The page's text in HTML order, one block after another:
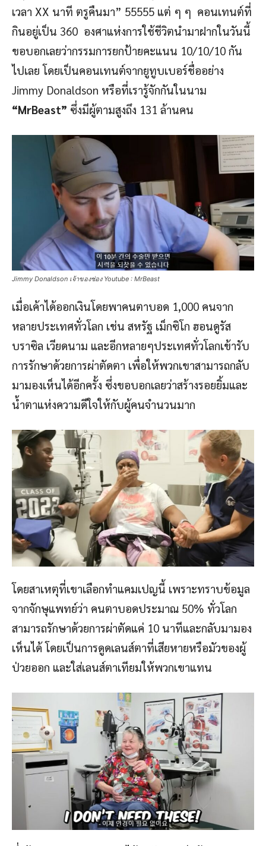
เวลา XX นาที ตรูคืนมา” 55555 แต่ ๆ ๆ คอนเทนต์ที่
กินอยู่เป็น 360 องศาแห่งการใช้ชีวิตนำมาฝากในวันนี้
ขอบอกเลยว่ากรรมการยกป้ายคะแนน 10/10/10 กัน
ไปเลย โดยเป็นคอนเทนต์จากยูทูบเบอร์ชื่ออย่าง
Jimmy Donaldson หรือที่เรารู้จักกันในนาม
“MrBeast” ซึ่งมีผู้ตามสูงถึง 131 ล้านคน
Jimmy Donaldson เจ้าของช่อง Youtube : MrBeast
เมื่อเค้าได้ออกเงินโดยพาคนตาบอด 1,000 คนจาก
หลายประเทศทั่วโลก เช่น สหรัฐ เม็กซิโก ฮอนดูรัส
บราซิล เวียดนาม และอีกหลายๆประเทศทั่วโลกเข้ารับ
การรักษาด้วยการผ่าตัดตา เพื่อให้พวกเขาสามารถกลับ
มามองเห็นได้อีกครั้ง ซึ่งขอบอกเลยว่าสร้างรอยยิ้มและ
น้ำตาแห่งความดีใจให้กับผู้คนจำนวนมาก
โดยสาเหตุที่เขาเลือกทำแคมเปญนี้ เพราะทราบข้อมูล
จากจักษุแพทย์ว่า คนตาบอดประมาณ 50% ทั่วโลก
สามารถรักษาด้วยการผ่าตัดแค่ 10 นาทีและกลับมามอง
เห็นได้ โดยเป็นการดูดเลนส์ตาที่เสียหายหรือมัวของผู้
ป่วยออก และใส่เลนส์ตาเทียมให้พวกเขาแทน